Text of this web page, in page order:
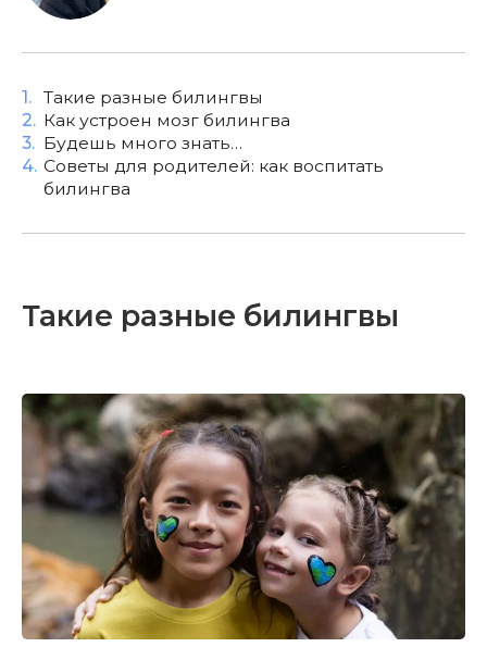
1. Такие разные билингвы
2. Как устроен мозг билингва
3. Будешь много знать…
4. Советы для родителей: как воспитать
билингва
Такие разные билингвы